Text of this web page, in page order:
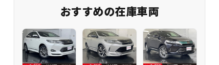
おすすめの在庫車両